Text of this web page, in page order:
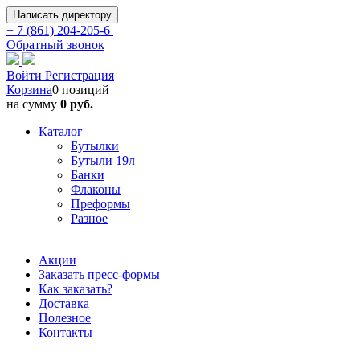
Написать директору
+ 7 (861) 204-205-6
Обратный звонок
Войти Регистрация
Корзина0 позиций
на сумму 0 руб.
Каталог
Бутылки
Бутыли 19л
Банки
Флаконы
Преформы
Разное
Акции
Заказать пресс-формы
Как заказать?
Доставка
Полезное
Контакты